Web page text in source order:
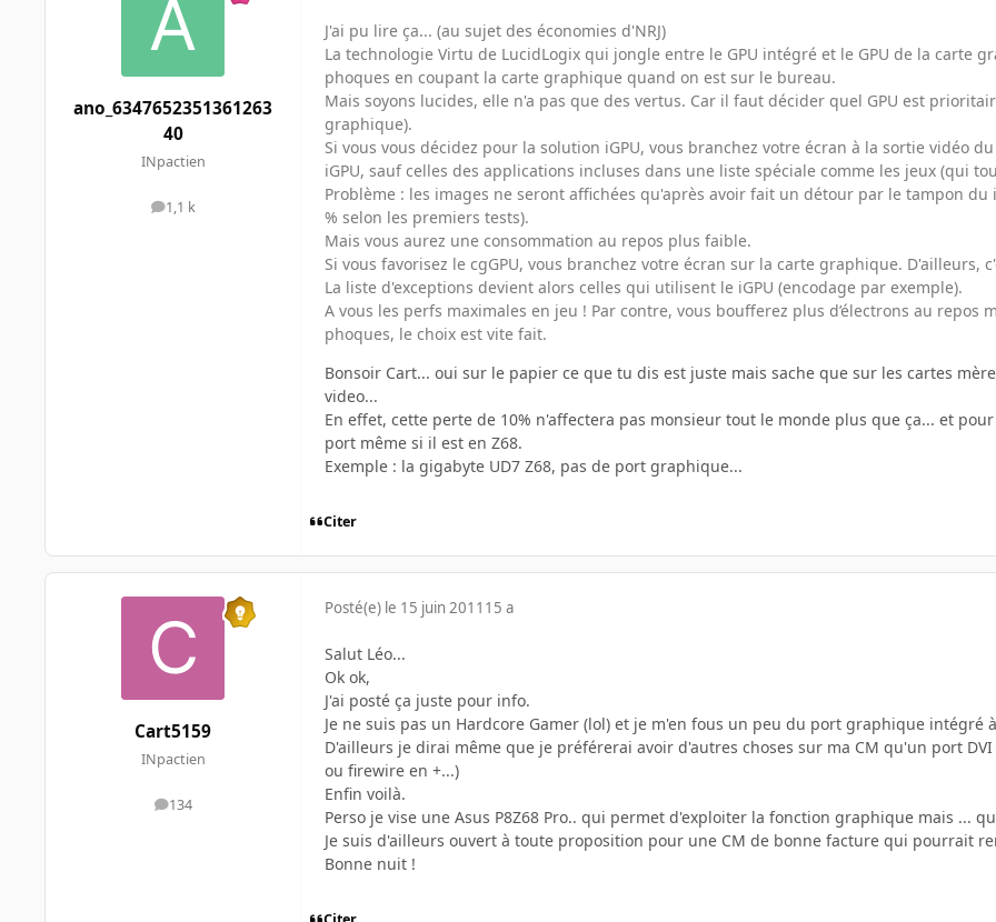
ano_6347652351361263
40
INpactien
1,1 k
messages
J'ai pu lire ça... (au sujet des économies d'NRJ)
La technologie Virtu de LucidLogix qui jongle entre le GPU intégré et le GPU de la carte
phoques en coupant la carte graphique quand on est sur le bureau.
Mais soyons lucides, elle n'a pas que des vertus. Car il faut décider quel GPU est
graphique).
Si vous vous décidez pour la solution iGPU, vous branchez votre écran à la sortie vidéo
iGPU, sauf celles des applications incluses dans une liste spéciale comme les jeux (qui
Problème : les images ne seront affichées qu'après avoir fait un détour par le tampon
% selon les premiers tests).
Mais vous aurez une consommation au repos plus faible.
Si vous favorisez le cgGPU, vous branchez votre écran sur la carte graphique. D'ailleurs,
La liste d'exceptions devient alors celles qui utilisent le iGPU (encodage par exemple).
A vous les perfs maximales en jeu ! Par contre, vous boufferez plus d’électrons au
phoques, le choix est vite fait.
Bonsoir Cart... oui sur le papier ce que tu dis est juste mais sache que sur les cartes
video...
En effet, cette perte de 10% n'affectera pas monsieur tout le monde plus que ça... et
port même si il est en Z68.
Exemple : la gigabyte UD7 Z68, pas de port graphique...
Citer
Cart5159
INpactien
134
messages
Posté(e) le 15 juin 2011 15 a
Salut Léo...
Ok ok,
J'ai posté ça juste pour info.
Je ne suis pas un Hardcore Gamer (lol) et je m'en fous un peu du port graphique intégré
D'ailleurs je dirai même que je préférerai avoir d'autres choses sur ma CM qu'un port
ou firewire en +...)
Enfin voilà.
Perso je vise une Asus P8Z68 Pro.. qui permet d'exploiter la fonction graphique mais ...
Je suis d'ailleurs ouvert à toute proposition pour une CM de bonne facture qui pourrait
Bonne nuit !